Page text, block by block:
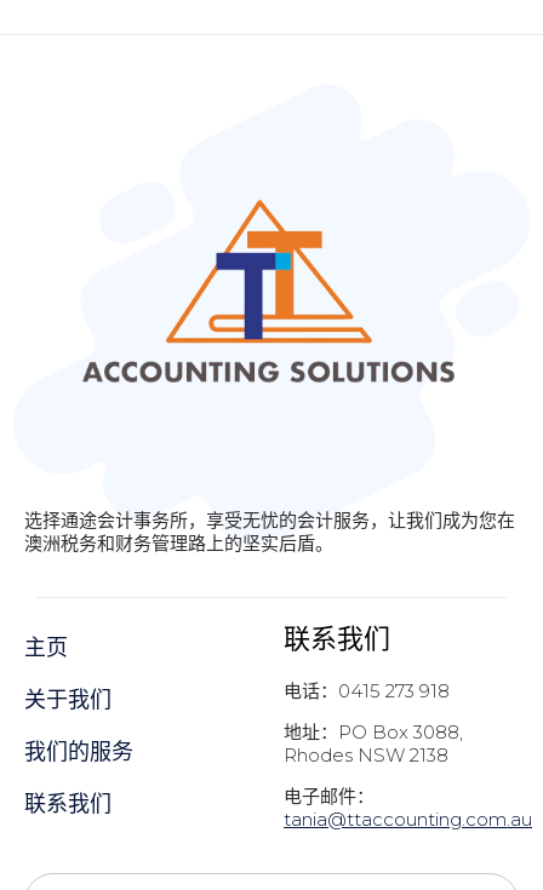
选择通途会计事务所，享受无忧的会计服务，让我们成为您在
澳洲税务和财务管理路上的坚实后盾。
主页
关于我们
我们的服务
联系我们
联系我们
电话：0415 273 918
地址：PO Box 3088,
Rhodes NSW 2138
电子邮件：
tania@ttaccounting.com.au